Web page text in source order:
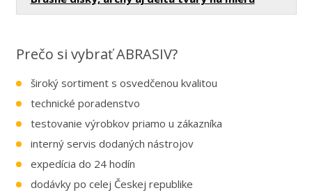
Prečo si vybrať ABRASIV?
široký sortiment s osvedčenou kvalitou
technické poradenstvo
testovanie výrobkov priamo u zákazníka
interný servis dodaných nástrojov
expedícia do 24 hodín
dodávky po celej Českej republike